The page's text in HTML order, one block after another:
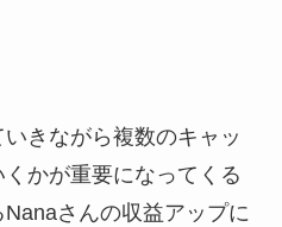
きながら複数のキャッ
かが重要になってくる
さんの収益アップに